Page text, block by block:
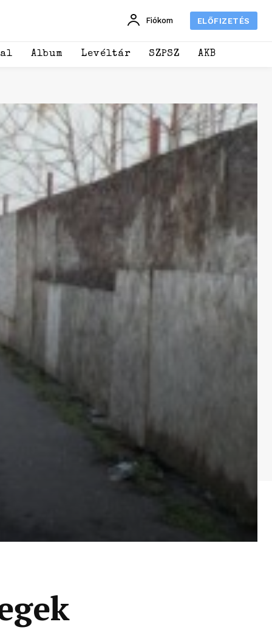
Fiókom ELŐFIZETÉS
Album Levéltár SZPSZ AKB